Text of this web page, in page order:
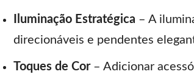
Iluminação Estratégica – A
direcionáveis e pendentes
Toques de Cor– Adicionar